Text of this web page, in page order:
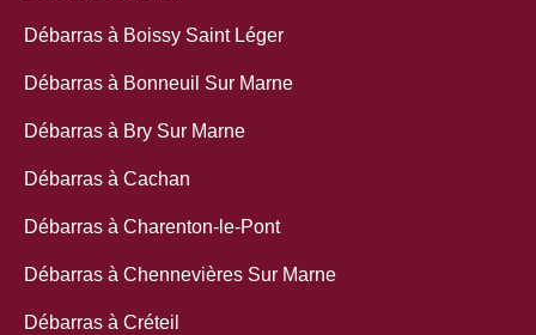
Débarras à Boissy Saint Léger
Débarras à Bonneuil Sur Marne
Débarras à Bry Sur Marne
Débarras à Cachan
Débarras à Charenton-le-Pont
Débarras à Chennevières Sur Marne
Débarras à Créteil